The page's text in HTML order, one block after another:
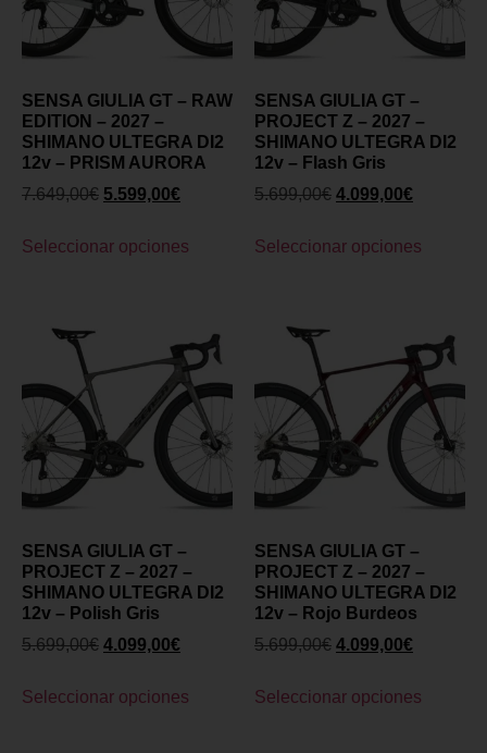
SENSA GIULIA GT – RAW
EDITION – 2027 –
SHIMANO ULTEGRA DI2
12v – PRISM AURORA
7.649,00€ 5.599,00€
Seleccionar opciones
SENSA GIULIA GT –
PROJECT Z – 2027 –
SHIMANO ULTEGRA DI2
12v – Flash Gris
5.699,00€ 4.099,00€
Seleccionar opciones
SENSA GIULIA GT –
PROJECT Z – 2027 –
SHIMANO ULTEGRA DI2
12v – Polish Gris
5.699,00€ 4.099,00€
Seleccionar opciones
SENSA GIULIA GT –
PROJECT Z – 2027 –
SHIMANO ULTEGRA DI2
12v – Rojo Burdeos
5.699,00€ 4.099,00€
Seleccionar opciones